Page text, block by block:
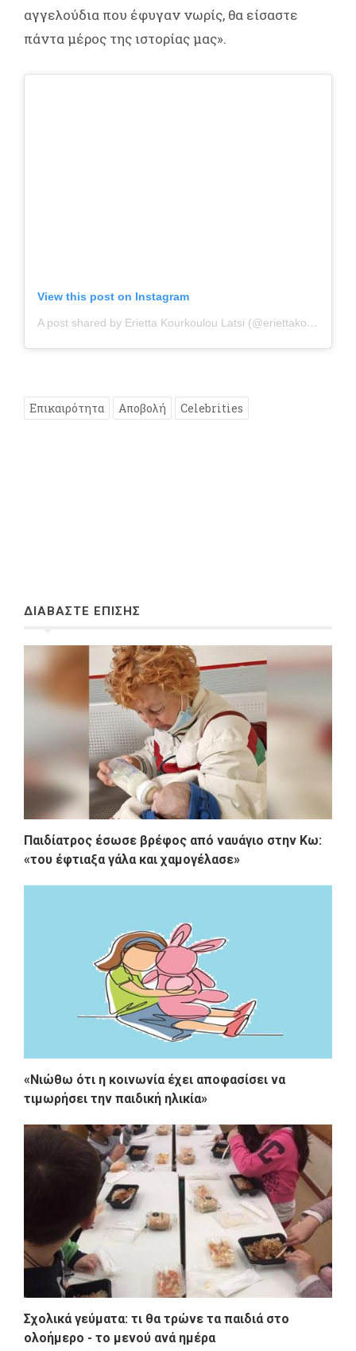
αγγελούδια που έφυγαν νωρίς, θα είσαστε
πάντα μέρος της ιστορίας μας».
View this post on Instagram
A post shared by Erietta Kourkoulou Latsi (@eriettakourkouloulatsi)
Επικαιρότητα Αποβολή Celebrities
ΔΙΑΒΑΣΤΕ ΕΠΙΣΗΣ
Παιδίατρος έσωσε βρέφος από ναυάγιο στην Κω:
«του έφτιαξα γάλα και χαμογέλασε»
«Νιώθω ότι η κοινωνία έχει αποφασίσει να
τιμωρήσει την παιδική ηλικία»
Σχολικά γεύματα: τι θα τρώνε τα παιδιά στο
ολοήμερο - το μενού ανά ημέρα